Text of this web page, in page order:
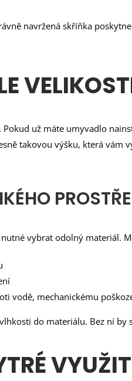
navržená skříňka
už máte umyvadlo
takovou výšku, která vám
vybrat odolný materiál.
vodě, mechanickému
do materiálu. Bez ní